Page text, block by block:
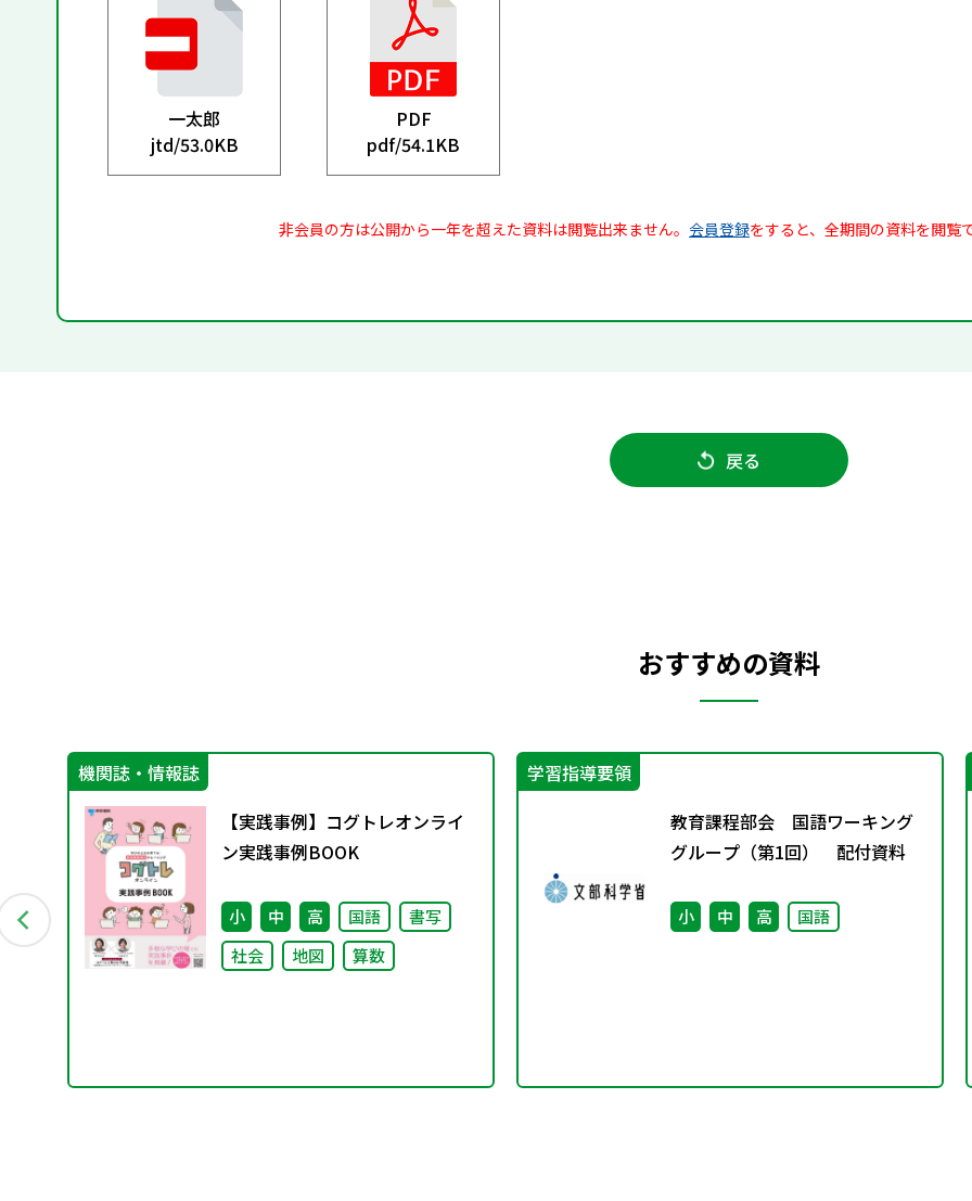
一太郎
jtd/53.0KB
PDF
pdf/54.1KB
非会員の方は公開から一年を超えた資料は閲覧出来ません。 会員登録をすると、全期間の資料を閲覧
戻る
おすすめの資料
機関誌・情報誌
【実践事例】コグトレオンライ
ン実践事例BOOK
小 中 高 国語
書写
社会
地図 算数
学習指導要領
教育課程部会 国語ワーキング
グループ（第1回） 配付資料
小 中 高 国語